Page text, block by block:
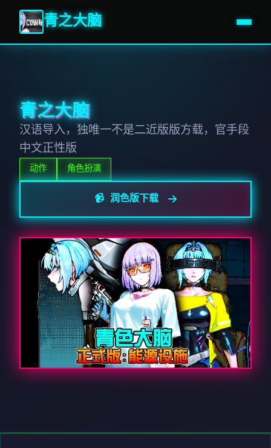
青之大脑
青之大脑
汉语导入，独唯一不是二近版版方载，官手段
中文正性版
动作 角色扮演
📹 润色版下载